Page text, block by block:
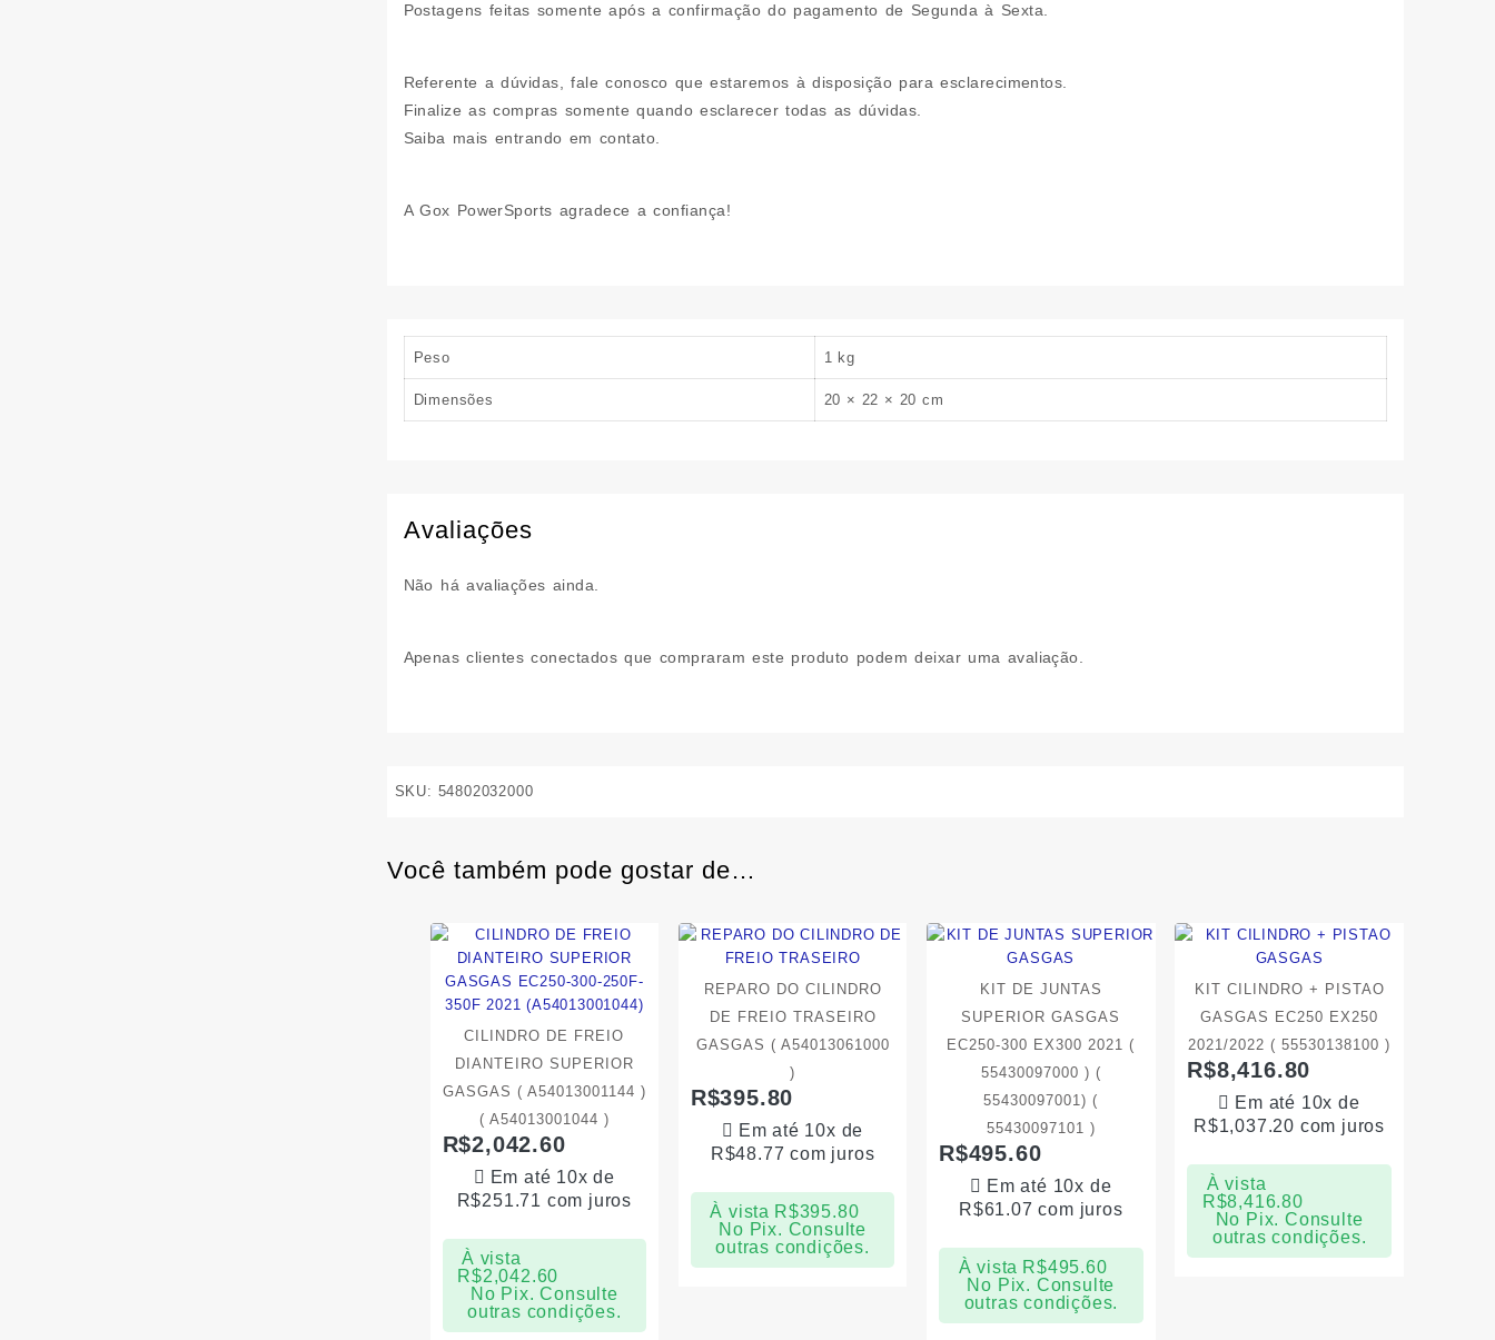
Postagens feitas somente após a confirmação do pagamento de Segunda à Sexta.
Referente a dúvidas, fale conosco que estaremos à disposição para esclarecimentos.
Finalize as compras somente quando esclarecer todas as dúvidas.
Saiba mais entrando em contato.
A Gox PowerSports agradece a confiança!
Peso 1 kg
Dimensões 20 × 22 × 20 cm
Avaliações
Não há avaliações ainda.
Apenas clientes conectados que compraram este produto podem deixar uma avaliação.
SKU: 54802032000
Você também pode gostar de…
CILINDRO DE FREIO
DIANTEIRO SUPERIOR
GASGAS ( A54013001144 )
( A54013001044 )
R$2,042.60
Em até 10x de
R$251.71 com juros
À vista
R$2,042.60
No Pix. Consulte
outras condições.
REPARO DO CILINDRO
DE FREIO TRASEIRO
GASGAS ( A54013061000
)
R$395.80
Em até 10x de
R$48.77 com juros
À vista R$395.80
No Pix. Consulte
outras condições.
KIT DE JUNTAS
SUPERIOR GASGAS
EC250-300 EX300 2021 (
55430097000 ) (
55430097001) (
55430097101 )
R$495.60
Em até 10x de
R$61.07 com juros
À vista R$495.60
No Pix. Consulte
outras condições.
KIT CILINDRO + PISTAO
GASGAS EC250 EX250
2021/2022 ( 55530138100 )
R$8,416.80
Em até 10x de
R$1,037.20 com juros
À vista
R$8,416.80
No Pix. Consulte
outras condições.